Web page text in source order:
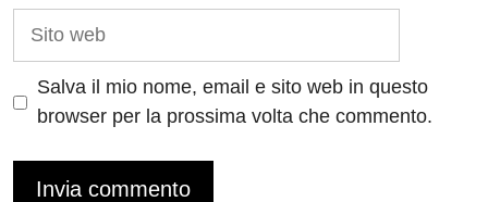
Sito
Salva il mio nome, email e sito web in questo
browser per la prossima volta che commento.